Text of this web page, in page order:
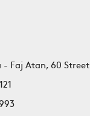
- Faj Atan, 60 Street